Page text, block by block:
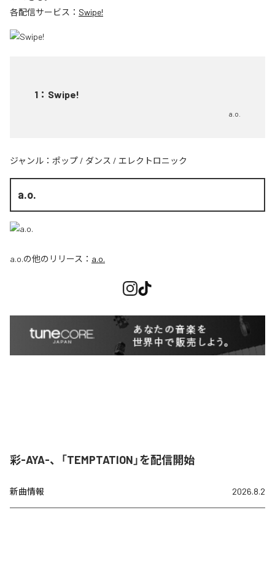
各配信サービス： Swipe!
1 ： Swipe!
a.o.
ジャンル： ポップ / ダンス / エレクトロニック
a.o.
a.o.の他のリリース： a.o.
彩-AYA-、「TEMPTATION」を配信開始
新曲情報 2026.8.2